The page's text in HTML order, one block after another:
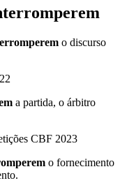
o discurso
a partida, o árbitro
CBF 2023
o fornecimento